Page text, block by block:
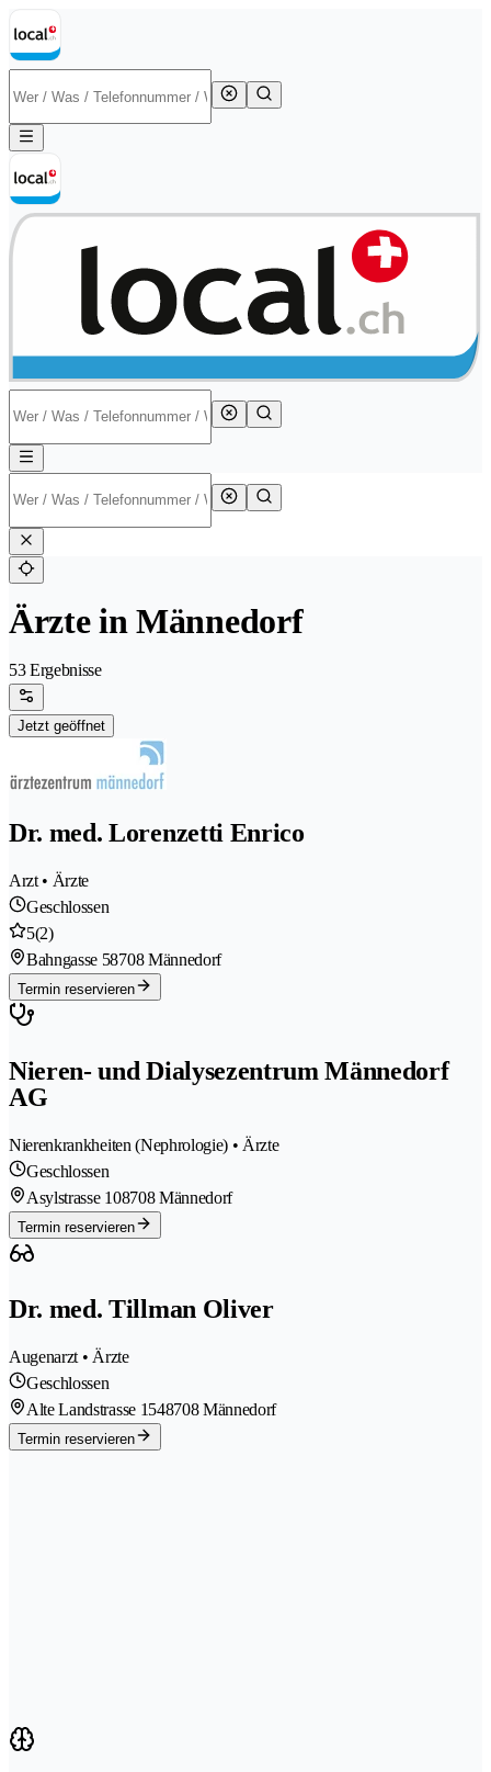
Ärzte in Männedorf
53 Ergebnisse
Jetzt geöffnet
Dr. med. Lorenzetti Enrico
Arzt • Ärzte
Geschlossen
5(2)
Bahngasse 58708 Männedorf
Termin reservieren
Nieren- und Dialysezentrum Männedorf
AG
Nierenkrankheiten (Nephrologie) • Ärzte
Geschlossen
Asylstrasse 108708 Männedorf
Termin reservieren
Dr. med. Tillman Oliver
Augenarzt • Ärzte
Geschlossen
Alte Landstrasse 1548708 Männedorf
Termin reservieren